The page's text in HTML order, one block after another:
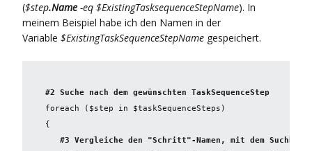
($step.Name -eq $ExistingTasksequenceStepName). In
meinem Beispiel habe ich den Namen in der
Variable $ExistingTaskSequenceStepName gespeichert.
#2 Suche nach dem gewünschten TaskSequenceStep
foreach ($step in $taskSequenceSteps)
#3 Vergleiche den "Schritt"-Namen, mit dem